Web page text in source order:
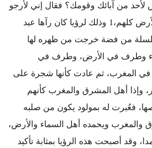
من آبائك وقومك؟ فقال إني لأرجو
أن يَحمده أهلُ الأرض كلهم،1 وذلك لرؤيا كان رآها عبد
من فضة خرجت من ظهره لها
وطرف في الأرض، وطرف في
المغرب، ثم عادت كأنها شجرة على
وإذا أهل المشرق والمغرب كأنهم
فعُبرت له بمولود يكون من صلبه
والمغرب ويحمده أهل السماء والأرض،
وقد أصبحت هذه الرؤيا بمثابة تأكيد